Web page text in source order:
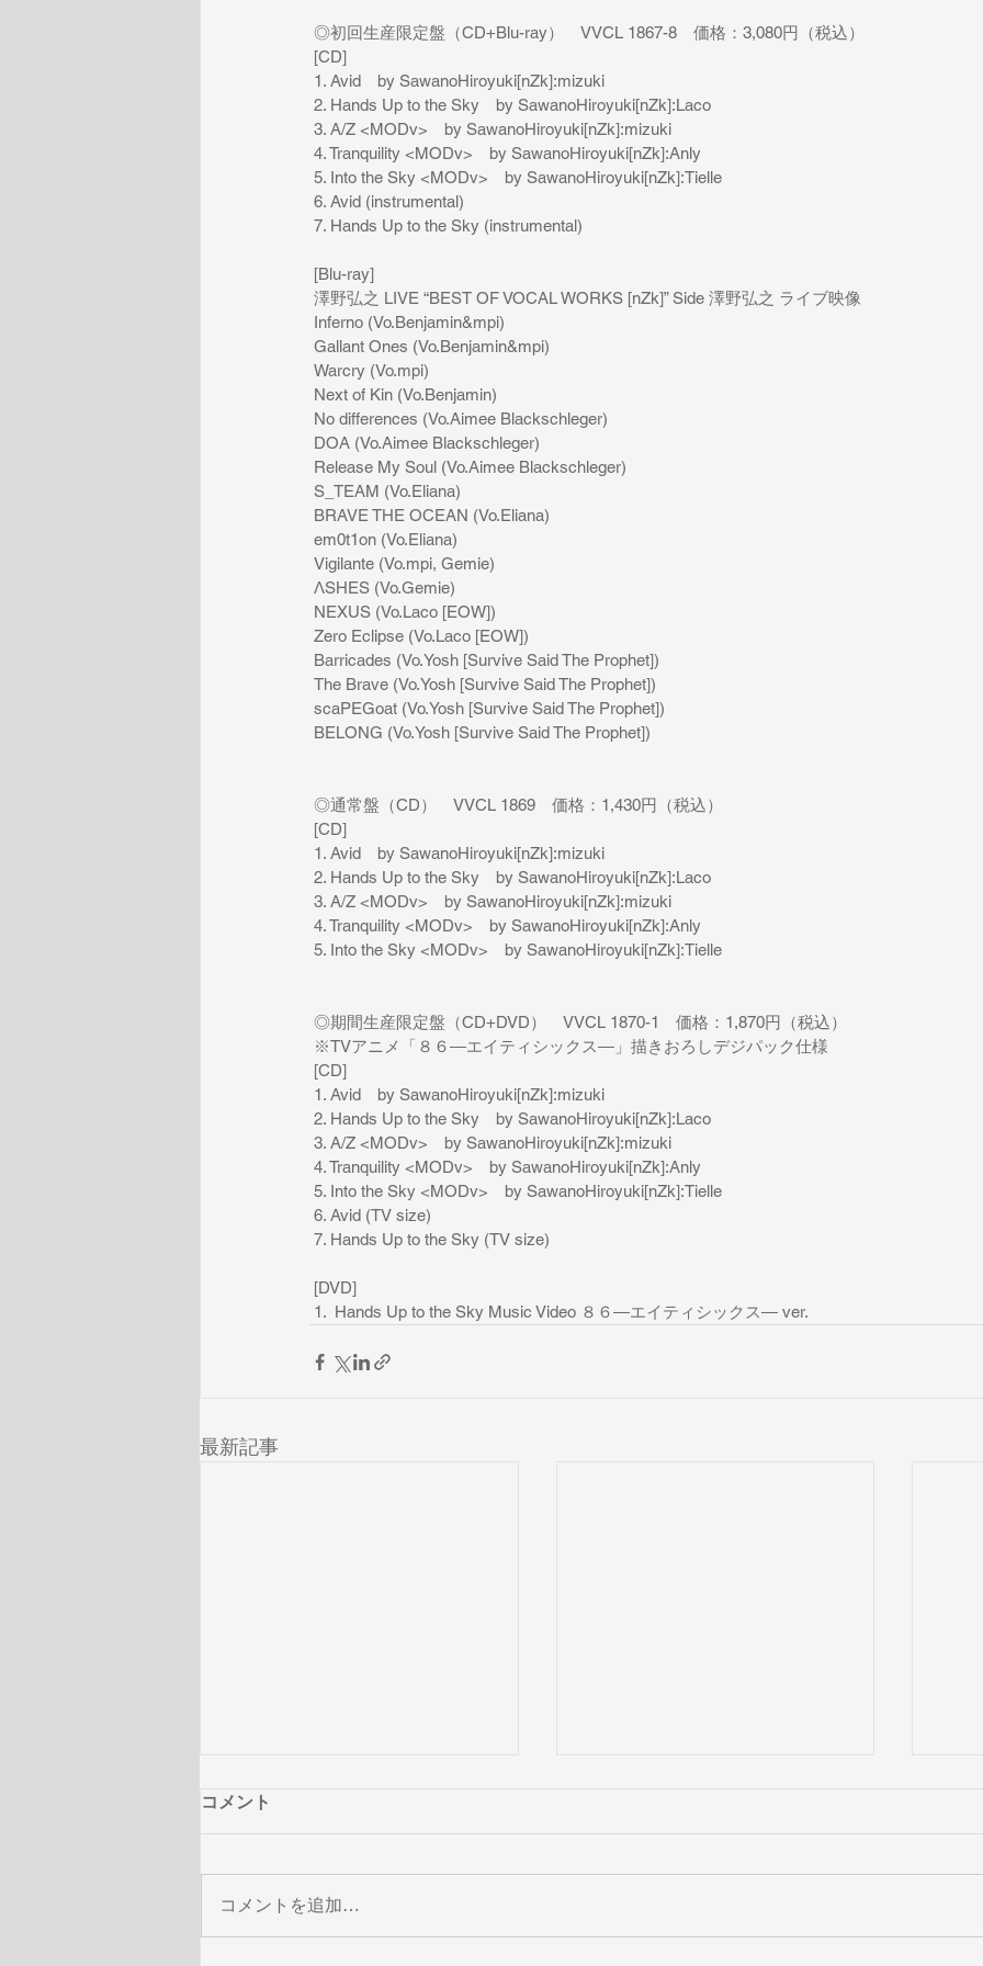
◎初回生産限定盤（CD+Blu-ray）　VVCL 1867-8　価格：3,080円（税込）
[CD]
1. Avid　by SawanoHiroyuki[nZk]:mizuki
2. Hands Up to the Sky　by SawanoHiroyuki[nZk]:Laco
3. A/Z <MODv>　by SawanoHiroyuki[nZk]:mizuki
4. Tranquility <MODv>　by SawanoHiroyuki[nZk]:Anly
5. Into the Sky <MODv>　by SawanoHiroyuki[nZk]:Tielle
6. Avid (instrumental)
7. Hands Up to the Sky (instrumental)
[Blu-ray]
澤野弘之 LIVE “BEST OF VOCAL WORKS [nZk]” Side 澤野弘之 ライブ映像
Inferno (Vo.Benjamin&mpi)
Gallant Ones (Vo.Benjamin&mpi)
Warcry (Vo.mpi)
Next of Kin (Vo.Benjamin)
No differences (Vo.Aimee Blackschleger)
DOA (Vo.Aimee Blackschleger)
Release My Soul (Vo.Aimee Blackschleger)
S_TEAM (Vo.Eliana)
BRAVE THE OCEAN (Vo.Eliana)
em0t1on (Vo.Eliana)
Vigilante (Vo.mpi, Gemie)
ΛSHES (Vo.Gemie)
NEXUS (Vo.Laco [EOW])
Zero Eclipse (Vo.Laco [EOW])
Barricades (Vo.Yosh [Survive Said The Prophet])
The Brave (Vo.Yosh [Survive Said The Prophet])
scaPEGoat (Vo.Yosh [Survive Said The Prophet])
BELONG (Vo.Yosh [Survive Said The Prophet])
◎通常盤（CD）　VVCL 1869　価格：1,430円（税込）
[CD]
1. Avid　by SawanoHiroyuki[nZk]:mizuki
2. Hands Up to the Sky　by SawanoHiroyuki[nZk]:Laco
3. A/Z <MODv>　by SawanoHiroyuki[nZk]:mizuki
4. Tranquility <MODv>　by SawanoHiroyuki[nZk]:Anly
5. Into the Sky <MODv>　by SawanoHiroyuki[nZk]:Tielle
◎期間生産限定盤（CD+DVD）　VVCL 1870-1　価格：1,870円（税込）
※TVアニメ「８６―エイティシックス―」描きおろしデジパック仕様
[CD]
1. Avid　by SawanoHiroyuki[nZk]:mizuki
2. Hands Up to the Sky　by SawanoHiroyuki[nZk]:Laco
3. A/Z <MODv>　by SawanoHiroyuki[nZk]:mizuki
4. Tranquility <MODv>　by SawanoHiroyuki[nZk]:Anly
5. Into the Sky <MODv>　by SawanoHiroyuki[nZk]:Tielle
6. Avid (TV size)
7. Hands Up to the Sky (TV size)
[DVD]
1.  Hands Up to the Sky Music Video ８６―エイティシックス― ver.
最新記事
コメント
コメントを追加…